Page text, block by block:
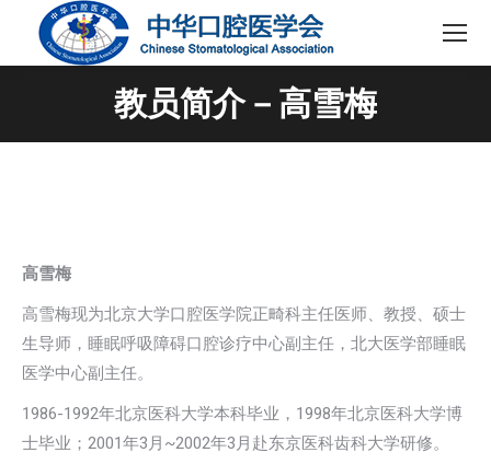
教员简介－高雪梅
高雪梅
高雪梅现为北京大学口腔医学院正畸科主任医师、教授、硕士
生导师，睡眠呼吸障碍口腔诊疗中心副主任，北大医学部睡眠
医学中心副主任。
1986-1992年北京医科大学本科毕业，1998年北京医科大学博
士毕业；2001年3月~2002年3月赴东京医科齿科大学研修。